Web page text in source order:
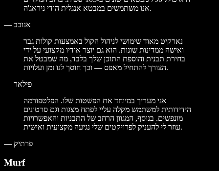
אנו משתמשים במבטא אנגלית הודי ניראג'ה.
— אנובב
נארקיט מאוד שימושי לניהול הקול באמצעות קולות גבר
ואישה ממדינות שונות. הוא גם יוצר אודיו מקצועי על ידי
בחירת תבנית והוספת התוכן שלך בלבד, מה שמבטל את
הצורך להתחיל מאפס — וכך חוסך לנו זמן ועלויות.
— פילאר
אני מעריך במיוחד את הפשטות שלו. הפלטפורמה
הידידותית למשתמש מקלה עליי לפתח מצגות וגם סרטונים
מונפשים. בנוסף, המגוון הרחב של התבניות והאפשרויות
עוזר לי להעניק לפרויקטים שלי נגיעה מקצועית ואישית.
— פרתיק
Murf